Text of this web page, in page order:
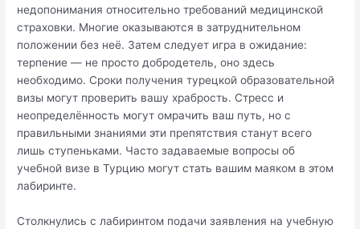
недопонимания относительно требований медицинской
страховки. Многие оказываются в затруднительном
положении без неё. Затем следует игра в ожидание:
терпение — не просто добродетель, оно здесь
необходимо. Сроки получения турецкой образовательной
визы могут проверить вашу храбрость. Стресс и
неопределённость могут омрачить ваш путь, но с
правильными знаниями эти препятствия станут всего
лишь ступеньками. Часто задаваемые вопросы об
учебной визе в Турцию могут стать вашим маяком в этом
лабиринте.
Столкнулись с лабиринтом подачи заявления на учебную